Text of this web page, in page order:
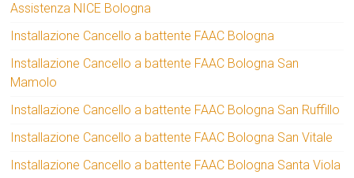
Assistenza NICE Bologna
Installazione Cancello a battente FAAC Bologna
Installazione Cancello a battente FAAC Bologna San
Mamolo
Installazione Cancello a battente FAAC Bologna San Ruffillo
Installazione Cancello a battente FAAC Bologna San Vitale
Installazione Cancello a battente FAAC Bologna Santa Viola